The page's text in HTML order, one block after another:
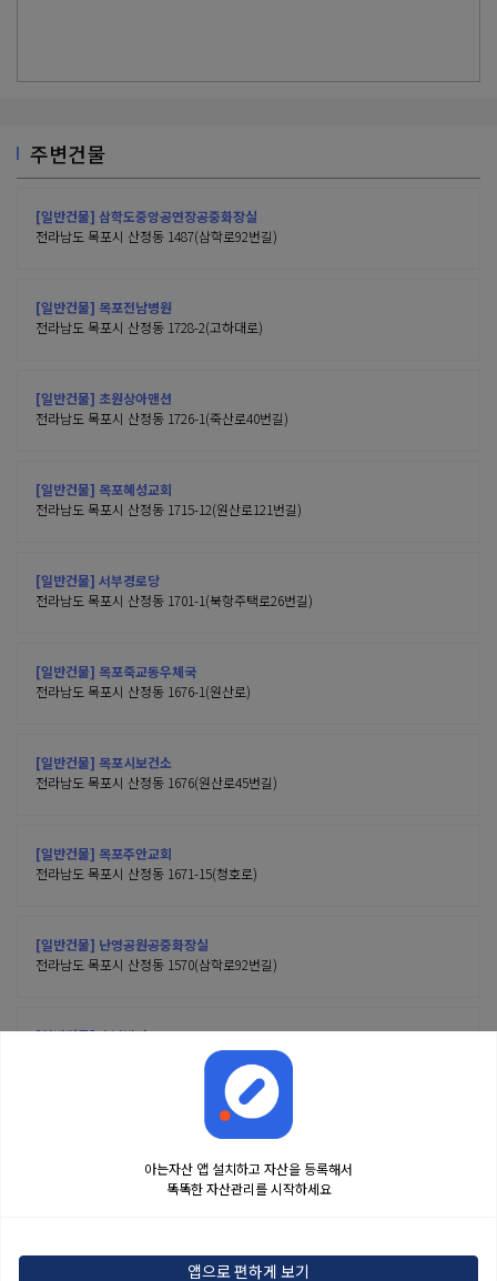
주변건물
[일반건물] 삼학도중앙공연장공중화장실
전라남도 목포시 산정동 1487(삼학로92번길)
[일반건물] 목포전남병원
전라남도 목포시 산정동 1728-2(고하대로)
[일반건물] 초원상아맨션
전라남도 목포시 산정동 1726-1(죽산로40번길)
[일반건물] 목포혜성교회
전라남도 목포시 산정동 1715-12(원산로121번길)
[일반건물] 서부경로당
전라남도 목포시 산정동 1701-1(북항주택로26번길)
[일반건물] 목포죽교동우체국
전라남도 목포시 산정동 1676-1(원산로)
[일반건물] 목포시보건소
전라남도 목포시 산정동 1676(원산로45번길)
[일반건물] 목포주안교회
전라남도 목포시 산정동 1671-15(청호로)
[일반건물] 난영공원공중화장실
전라남도 목포시 산정동 1570(삼학로92번길)
[일반건물] 호남빌라
전라남도 목포시 산정동 1737-9(원산정로)
아는자산 앱 설치하고 자산을 등록해서
똑똑한 자산관리를 시작하세요
앱으로 편하게 보기
수 있습니다. 본 정보는 일반적인 시장 정보 제공을 위한 것이며 투자 권유 또는 자문에
해당하지 않습니다. 해당 정보로 인한 투자 결과에 법적인 책임을 지지 않으며, 투자